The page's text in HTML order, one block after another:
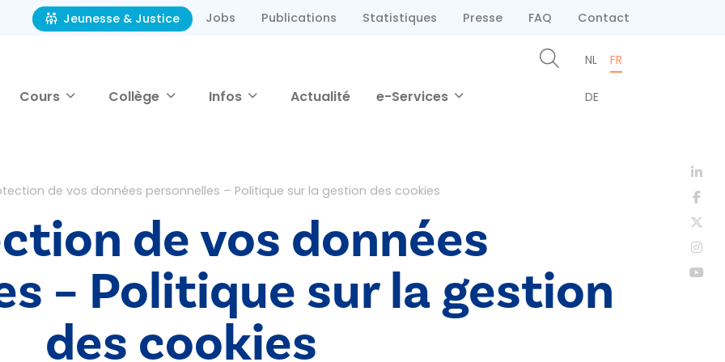
Jeunesse & Justice Jobs Publications Statistiques Presse FAQ Contact
Cours Collège Infos Actualité e-Services
NL FR
DE
de vos données personnelles – Politique sur la gestion des cookies
de vos données
– Politique sur la gestion
des cookies